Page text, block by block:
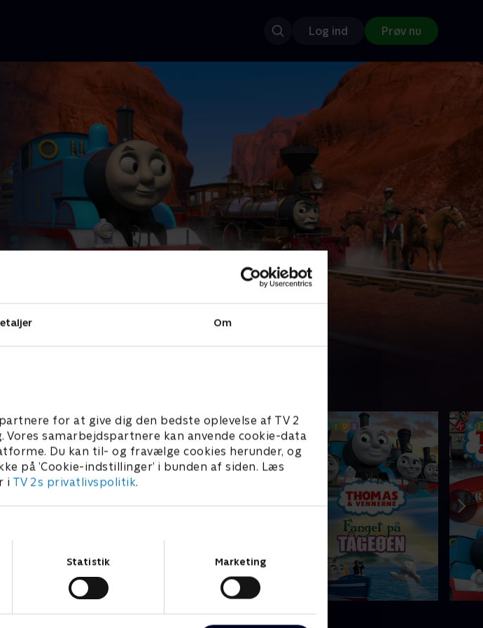
Om
for at give dig den bedste oplevelse af TV 2
samarbejdspartnere kan anvende cookie-data
Du kan til- og fravælge cookies herunder, og
på ’Cookie-indstillinger’ i bunden af siden. Læs
i TV 2s privatlivspolitik.
Statistik Marketing
Log ind Prøv nu